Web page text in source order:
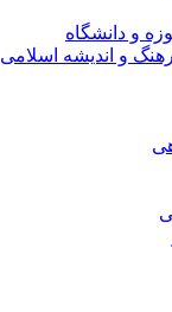
و دانشگاه
و اندیشه اسلامی